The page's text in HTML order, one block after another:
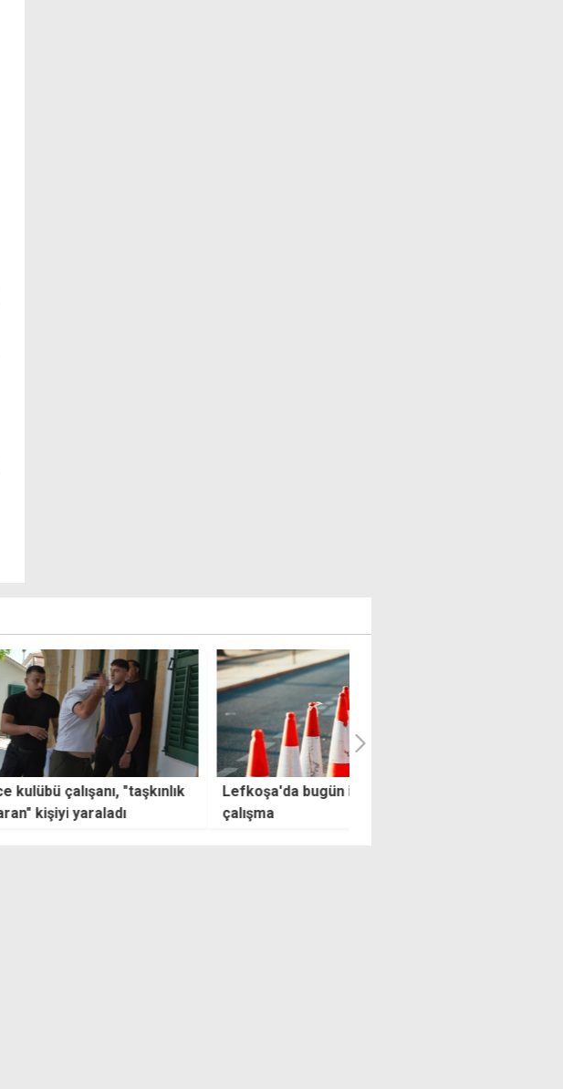
"taşkınlık
Lefkoşa'da bugün iki bölgede
çalışma